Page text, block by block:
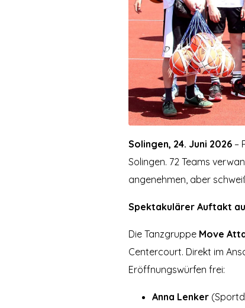
Solingen, 24. Juni 2026 –
Solingen. 72 Teams
angenehmen, aber
Spektakulärer Auftakt
Die Tanzgruppe Move
Centercourt. Direkt im
Eröffnungswürfen frei:
Anna Lenker